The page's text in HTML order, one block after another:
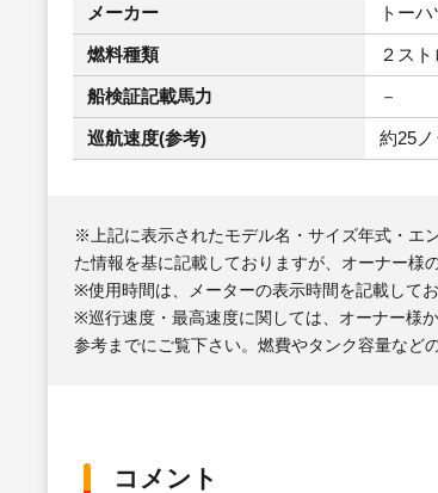
メーカー トーハ
燃料種類 ２ス
船検証記載馬力 －
巡航速度(参考) 約25ノ
※上記に表示されたモデル名・サイズ年式・エ
た情報を基に記載しておりますが、オーナー様
※使用時間は、メーターの表示時間を記載して
※巡行速度・最高速度に関しては、オーナー様
参考までにご覧下さい。燃費やタンク容量など
コメント